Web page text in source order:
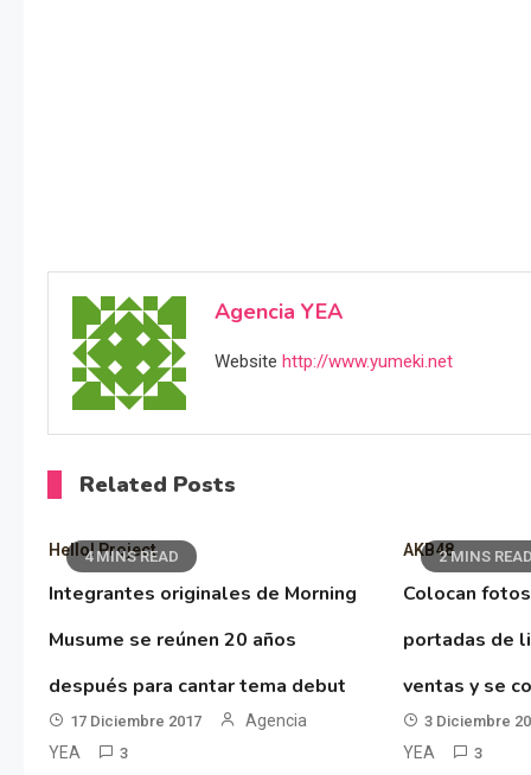
Agencia YEA
Website http://www.yumeki.net
Related Posts
4 MINS READ
Hello! Project
Integrantes originales de Morning
Musume se reúnen 20 años
después para cantar tema debut
17 Diciembre 2017
Agencia
YEA
3
2 MINS READ
AKB48
Colocan
portadas de
ventas y se
3 Diciembre
YEA
3